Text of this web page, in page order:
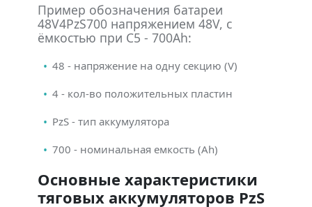
Пример обозначения батареи
48V4PzS700 напряжением 48V, с
ёмкостью при C5 - 700Ah:
48 - напряжение на одну секцию (V)
4 - кол-во положительных пластин
PzS - тип аккумулятора
700 - номинальная емкость (Ah)
Основные характеристики
тяговых аккумуляторов PzS